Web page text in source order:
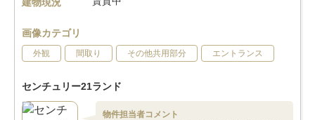
画像カテゴリ
外観 間取り その他共用部分 エントランス
センチュリー21ランド
物件担当者コメント